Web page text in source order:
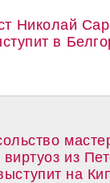
Николай
в
из
на